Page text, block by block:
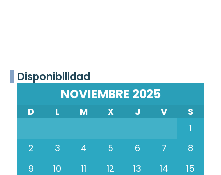
Disponibilidad
NOVIEMBRE 2025
D L M X J V
S
1
2
3 4 5 6 7
8
9
10 11 12 13 14
15